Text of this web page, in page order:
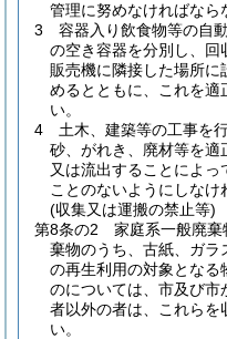
管理に努めなければなら
3
容器入り飲食物等の自
の空き容器を分別し、回
販売機に隣接した場所
めるとともに、これを適
い。
4
土木、建築等の工事を
砂、がれき、廃材等を適
又は流出することによ
ことのないようにしなけ
(収集又は運搬の禁止等)
第8条の2
家庭系一般廃
棄物のうち、古紙、ガ
の再生利用の対象となる
のについては、市及び市
者以外の者は、これらを
い。